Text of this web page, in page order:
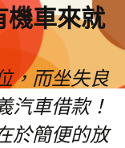
機車來就
，而坐失良
汽車借款！
於簡便的放